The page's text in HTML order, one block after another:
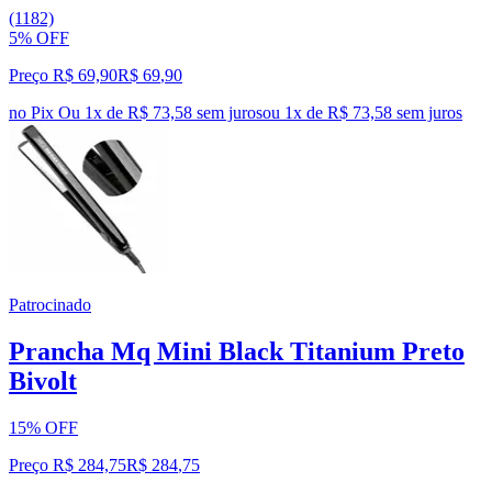
(1182)
5% OFF
Preço R$ 69,90R$ 69,90
no Pix Ou 1x de R$ 73,58 sem jurosou 1x de R$ 73,58 sem juros
Patrocinado
Prancha Mq Mini Black Titanium Preto
Bivolt
15% OFF
Preço R$ 284,75R$ 284,75